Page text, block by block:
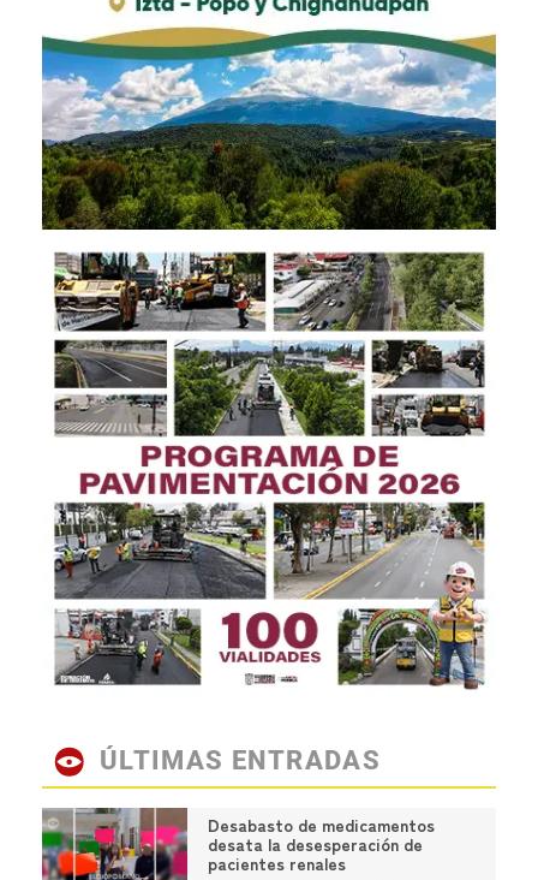
ÚLTIMAS ENTRADAS
Desabasto de medicamentos
desata la desesperación de
pacientes renales